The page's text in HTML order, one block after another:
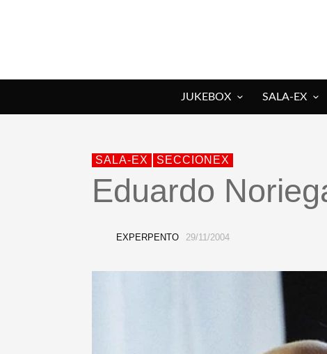
JUKEBOX SALA-EX
SALA-EX SECCIONEX
Eduardo
EXPERPENTO 29/11/2004